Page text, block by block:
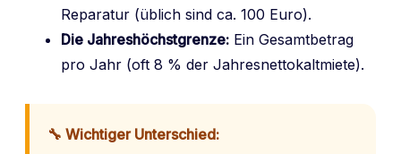
Reparatur (üblich sind ca. 100 Euro).
Die Jahreshöchstgrenze: Ein Gesamtbetrag
pro Jahr (oft 8 % der Jahresnettokaltmiete).
🔧 Wichtiger Unterschied: